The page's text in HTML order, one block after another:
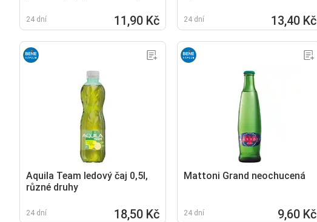
24 dní 11,90 Kč 24 dní 13,40 Kč
Aquila Team ledový čaj 0,5l,
různé druhy
24 dní 18,50 Kč
Mattoni Grand neochucená
24 dní 9,60 Kč